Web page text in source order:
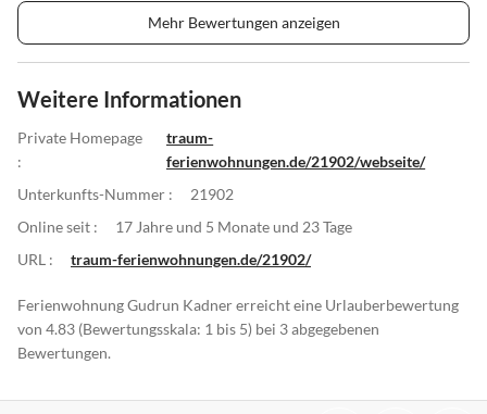
Mehr Bewertungen anzeigen
Weitere Informationen
Private Homepage
:
traum-
ferienwohnungen.de/21902/webseite/
Unterkunfts-Nummer :
21902
Online seit :
17 Jahre und 5 Monate und 23 Tage
URL :
traum-ferienwohnungen.de/21902/
Ferienwohnung Gudrun Kadner erreicht eine Urlauberbewertung
von 4.83 (Bewertungsskala: 1 bis 5) bei 3 abgegebenen
Bewertungen.